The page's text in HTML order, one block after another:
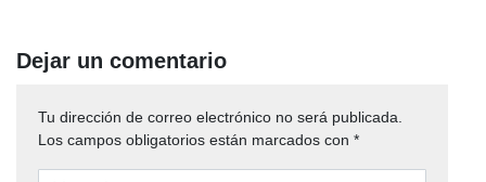
Dejar un comentario
Tu dirección de correo electrónico no será publicada.
Los campos obligatorios están marcados con *